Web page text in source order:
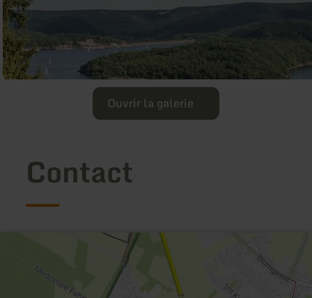
Ouvrir la galerie
Contact